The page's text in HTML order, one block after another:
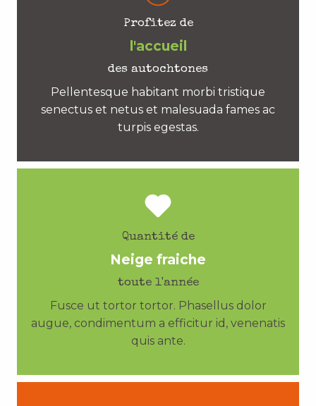
Profitez de
l'accueil
des autochtones
Pellentesque habitant morbi tristique
senectus et netus et malesuada fames ac
turpis egestas.
Quantité de
Neige fraiche
toute l'année
Fusce ut tortor tortor. Phasellus dolor
augue, condimentum a efficitur id, venenatis
quis ante.